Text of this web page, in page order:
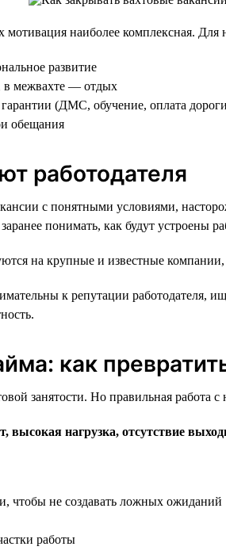
мотивация наиболее комплексная. Для
развитие
в межвахте — отдых
(ДМС, обучение, оплата
обещания
работодателя
с понятными условиями,
понимать, как будут устроены
на крупные и известные
к репутации работодателя,
как
занятости. Но правильная работа
нагрузка, отсутствие
чтобы не создавать ложных ожиданий
работы